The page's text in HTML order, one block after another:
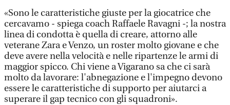
«Sono le caratteristiche giuste per la giocatrice che
cercavamo - spiega coach Raffaele Ravagni -; la nostra
linea di condotta è quella di creare, attorno alle
veterane Zara e Venzo, un roster molto giovane e che
deve avere nella velocità e nelle ripartenze le armi di
maggior spicco. Chi viene a Vigarano sa che ci sarà
molto da lavorare: l'abnegazione e l'impegno devono
essere le caratteristiche di supporto per aiutarci a
superare il gap tecnico con gli squadroni».